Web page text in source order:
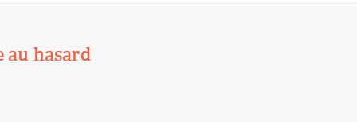
au hasard